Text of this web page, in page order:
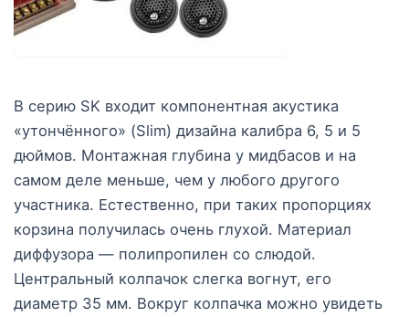
В серию SK входит компонентная акустика
«утончённого» (Slim) дизайна калибра 6, 5 и 5
дюймов. Монтажная глубина у мидбасов и на
самом деле меньше, чем у любого другого
участника. Естественно, при таких пропорциях
корзина получилась очень глухой. Материал
диффузора — полипропилен со слюдой.
Центральный колпачок слегка вогнут, его
диаметр 35 мм. Вокруг колпачка можно увидеть